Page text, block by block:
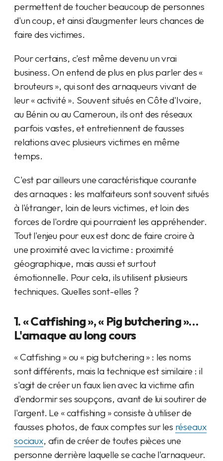
permettent de toucher beaucoup de personnes
d'un coup, et ainsi d'augmenter leurs chances de
faire des victimes.
Pour certains, c'est même devenu un vrai
business. On entend de plus en plus parler des «
brouteurs », qui sont des arnaqueurs vivant de
leur « activité ». Souvent situés en Côte d'Ivoire,
au Bénin ou au Cameroun, ils ont des réseaux
parfois vastes, et entretiennent de fausses
relations avec plusieurs victimes en même
temps.
C'est par ailleurs une caractéristique courante
des arnaques : les malfaiteurs sont souvent situés
à l'étranger, loin de leurs victimes, et loin des
forces de l'ordre qui pourraient les appréhender.
Tout l'enjeu pour eux est donc de faire croire à
une proximité avec la victime : proximité
géographique, mais aussi et surtout
émotionnelle. Pour cela, ils utilisent plusieurs
techniques. Quelles sont-elles ?
1. « Catfishing », « Pig butchering »…
L'arnaque au long cours
« Catfishing » ou « pig butchering » : les noms
sont différents, mais la technique est similaire : il
s'agit de créer un faux lien avec la victime afin
d'endormir ses soupçons, avant de lui soutirer de
l'argent. Le « catfishing » consiste à utiliser de
fausses photos, de faux comptes sur les réseaux
sociaux, afin de créer de toutes pièces une
personne derrière laquelle se cache l'arnaqueur.